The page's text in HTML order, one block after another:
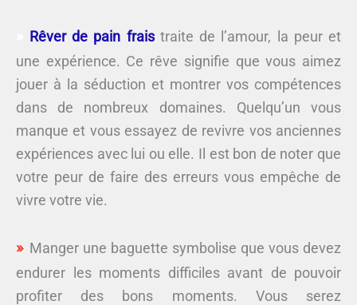
Rêver de pain fraistraite de l’amour, la peur et
une expérience. Ce rêve signifie que vous aimez
jouer à la séduction et montrer vos compétences
dans de nombreux domaines. Quelqu’un vous
manque et vous essayez de revivre vos anciennes
expériences avec lui ou elle. Il est bon de noter que
votre peur de faire des erreurs vous empêche de
vivre votre vie.
Manger une baguette symbolise que vous devez
endurer les moments difficiles avant de pouvoir
profiter des bons moments. Vous serez